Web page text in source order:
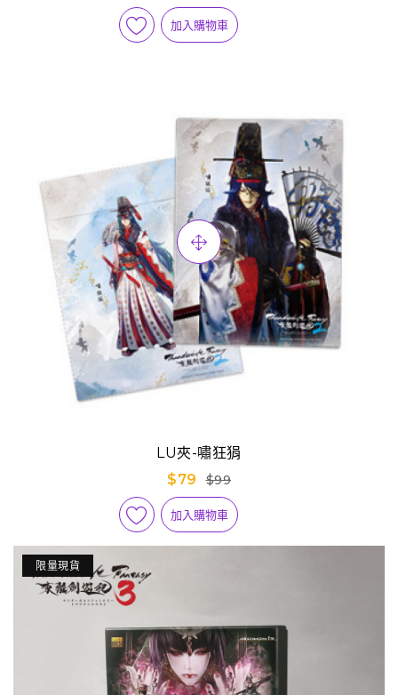
加入購物車
LU夾-嘯狂狷
$79
$99
加入購物車
限量現貨